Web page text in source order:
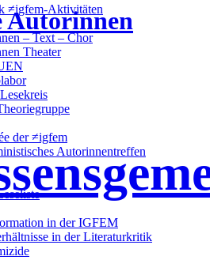
≠igfem-Aktivitäten
– Text – Chor
Theater
der ≠igfem
Autorinnentreffen
in der IGFEM
in der Literaturkritik